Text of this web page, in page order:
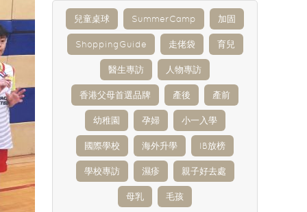
兒童桌球 SummerCamp 加固
ShoppingGuide 走佬袋 育兒
醫生專訪 人物專訪
香港父母首選品牌 產後 產前
幼稚園 孕婦 小一入學
國際學校 海外升學 IB放榜
學校專訪 濕疹 親子好去處
母乳 毛孩